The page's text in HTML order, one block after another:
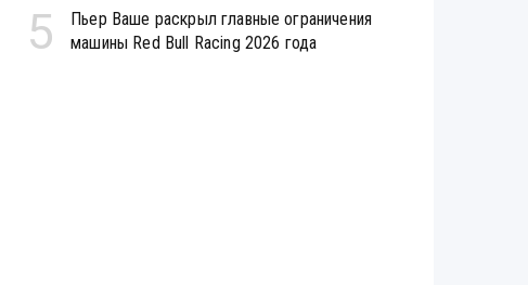
5
Пьер Ваше раскрыл главные ограничения
машины Red Bull Racing 2026 года